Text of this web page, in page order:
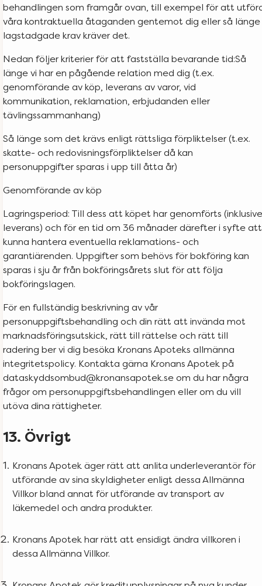
behandlingen som framgår ovan, till exempel för att
våra kontraktuella åtaganden gentemot dig eller så länge
lagstadgade krav kräver det.
Nedan följer kriterier för att fastställa bevarande tid:Så
länge vi har en pågående relation med dig (t.ex.
genomförande av köp, leverans av varor, vid
kommunikation, reklamation, erbjudanden eller
tävlingssammanhang)
Så länge som det krävs enligt rättsliga förpliktelser (t.ex.
skatte- och redovisningsförpliktelser då kan
personuppgifter sparas i upp till åtta år)
Genomförande av köp
Lagringsperiod: Till dess att köpet har genomförts (inklusive
leverans) och för en tid om 36 månader därefter i syfte att
kunna hantera eventuella reklamations- och
garantiärenden. Uppgifter som behövs för bokföring kan
sparas i sju år från bokföringsårets slut för att följa
bokföringslagen.
För en fullständig beskrivning av vår
personuppgiftsbehandling och din rätt att invända mot
marknadsföringsutskick, rätt till rättelse och rätt till
radering ber vi dig besöka Kronans Apoteks allmänna
integritetspolicy. Kontakta gärna Kronans Apotek på
dataskyddsombud@kronansapotek.se om du har några
frågor om personuppgiftsbehandlingen eller om du vill
utöva dina rättigheter.
13. Övrigt
Kronans Apotek äger rätt att anlita underleverantör för
utförande av sina skyldigheter enligt dessa Allmänna
Villkor bland annat för utförande av transport av
läkemedel och andra produkter.
Kronans Apotek har rätt att ensidigt ändra villkoren i
dessa Allmänna Villkor.